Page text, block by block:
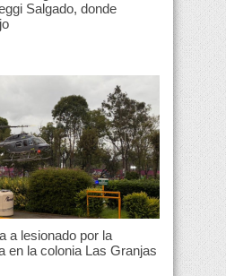
Salgado, donde
a lesionado por la
en la colonia Las Granjas